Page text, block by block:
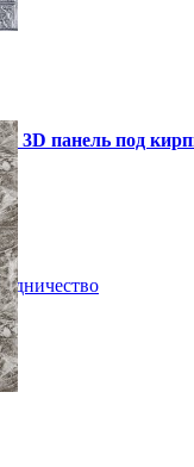
3D панель под